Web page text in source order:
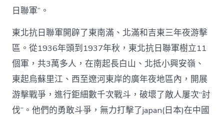
日聯軍”。
東北抗日聯軍開辟了東南滿、北滿和吉東三年夜游擊
區。從1936年頭到1937年秋，東北抗日聯軍樹立11
個軍，共3萬多人，在南起長白山、北抵小興安嶺、
東起烏蘇里江、西至遼河東岸的廣年夜地區內，開展
游擊戰爭，進行鉅細數千次戰斗，破壞了敵人屢次“討
伐”。他們的勇敢斗爭，無力打擊了japan(日本)在中國